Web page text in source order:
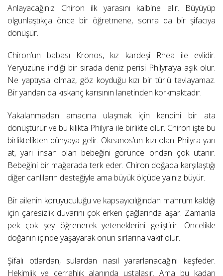
Anlayacağınız Chiron ilk yarasını kalbine alır. Büyüyüp
olgunlaştıkça önce bir öğretmene, sonra da bir şifacıya
dönüşür.
Chiron’un babası Kronos, kız kardeşi Rhea ile evlidir.
Yeryüzüne indiği bir sırada deniz perisi Philyra’ya aşık olur.
Ne yaptıysa olmaz, göz koyduğu kızı bir türlü tavlayamaz.
Bir yandan da kıskanç karısının lanetinden korkmaktadır.
Yakalanmadan amacına ulaşmak için kendini bir ata
dönüştürür ve bu kılıkta Philyra ile birlikte olur. Chiron işte bu
birliktelikten dünyaya gelir. Okeanos’un kızı olan Philyra yarı
at, yarı insan olan bebeğini görünce ondan çok utanır.
Bebeğini bir mağarada terk eder. Chiron doğada karşılaştığı
diğer canlıların desteğiyle ama büyük ölçüde yalnız büyür.
Bir ailenin koruyuculuğu ve kapsayıcılığından mahrum kaldığı
için çaresizlik duvarını çok erken çağlarında aşar. Zamanla
pek çok şey öğrenerek yeteneklerini geliştirir. Öncelikle
doğanın içinde yaşayarak onun sırlarına vakıf olur.
Şifalı otlardan, sulardan nasıl yararlanacağını keşfeder.
Hekimlik ve cerrahlık alanında ustalaşır. Ama bu kadarı